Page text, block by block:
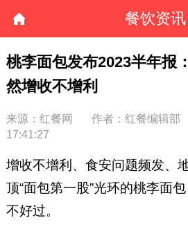
餐饮资讯
桃李面包发布2023半年报
然增收不增利
来源：红餐网 作者：红餐编辑部
17:41:27
增收不增利、食安问题频发
顶“面包第一股”光环的桃李面
不好过。